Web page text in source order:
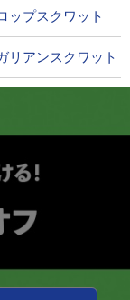
ップスクワット
リアンスクワット